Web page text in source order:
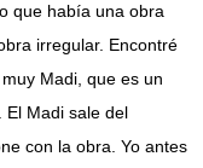
que había una obra
irregular. Encontré
Madi, que es un
El Madi sale del
con la obra. Yo antes